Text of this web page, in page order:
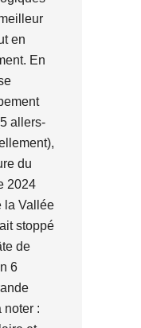
en
En
allers-
du
2024
la Vallée
stoppé
de
6
noter :